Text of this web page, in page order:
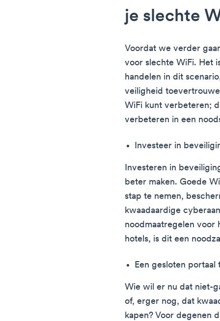
je slechte
Voordat we verder
voor slechte WiFi. Het
handelen in dit
veiligheid
WiFi kunt verbeteren;
verbeteren in een
Investeer in
Investeren in
beter maken. Goede
stap te nemen,
kwaadaardige
noodmaatregelen voor
hotels, is dit een
Een gesloten portaal
Wie wil er nu dat niet-
of, erger nog, dat
kapen? Voor degenen